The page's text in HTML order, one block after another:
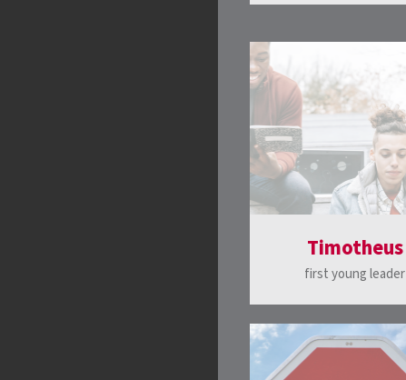
Timotheus
first young leader